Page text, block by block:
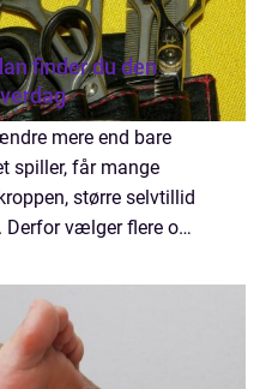
mere end bare
spiller, får mange
større selvtillid
Derfor vælger flere og
stil...